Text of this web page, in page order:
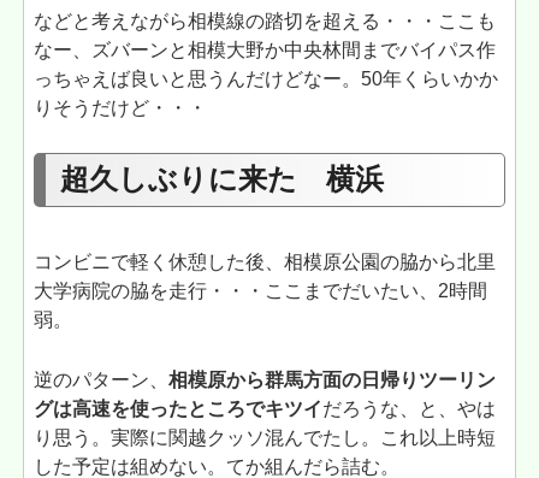
などと考えながら相模線の踏切を超える・・・ここも
なー、ズバーンと相模大野か中央林間までバイパス作
っちゃえば良いと思うんだけどなー。50年くらいかか
りそうだけど・・・
超久しぶりに来た 横浜
コンビニで軽く休憩した後、相模原公園の脇から北里
大学病院の脇を走行・・・ここまでだいたい、2時間
弱。
逆のパターン、相模原から群馬方面の日帰りツーリン
グは高速を使ったところでキツイだろうな、と、やは
り思う。実際に関越クッソ混んでたし。これ以上時短
した予定は組めない。てか組んだら詰む。